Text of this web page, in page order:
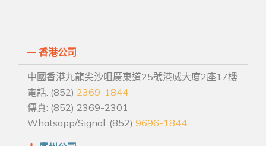
香港公司
中國香港九龍尖沙咀廣東道25號港威大廈2座17樓
電話: (852) 2369-1844
傳真: (852) 2369-2301
Whatsapp/Signal: (852) 9696-1844